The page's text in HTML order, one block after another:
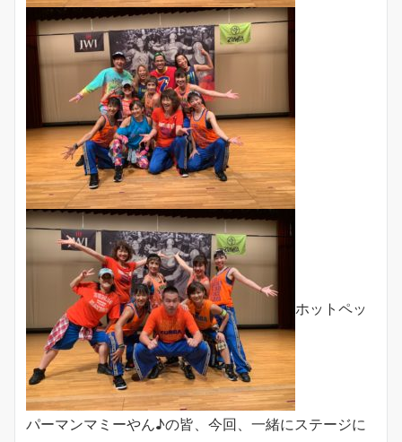
ホットペッ
パーマンマミーやん♪の皆、今回、一緒にステージに